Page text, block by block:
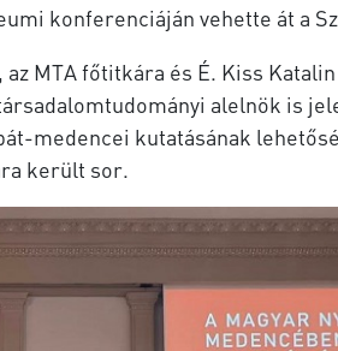
konferenciáján vehette át a
MTA főtitkára és É. Kiss
alelnök is
medencei kutatásának
került sor.